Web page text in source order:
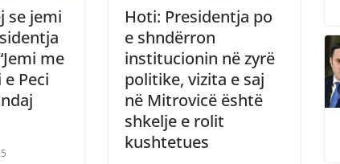
se jemi
me
Peci
Hoti: Presidentja po
e shndërron
institucionin në zyrë
politike, vizita e saj
në Mitrovicë është
shkelje e rolit
kushtetues